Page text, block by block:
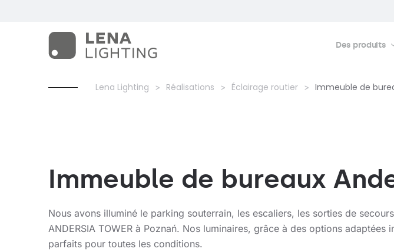
Des produits
Lena Lighting Réalisations Éclairage routier Immeuble de
Immeuble de bureaux
Nous avons illuminé le parking souterrain, les escaliers, les sorties de
ANDERSIA TOWER à Poznań. Nos luminaires, grâce à des options
parfaits pour toutes les conditions.